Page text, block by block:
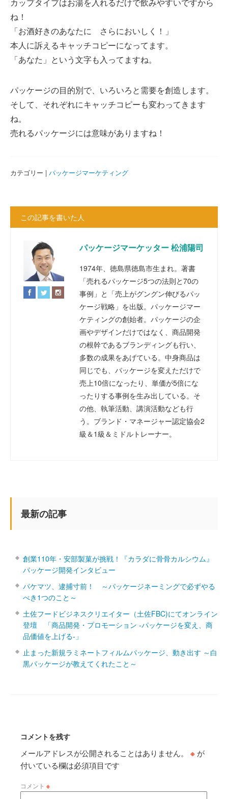
ね！
「お酒好きのあなたに さらにおいしく！」
本人に訴えるキャッチコピーになってます。
「あなた」という文字も入ってますね。
パッケージの目的別で、いろいろと需要を創造します。
そして、それぞれにキャッチコピーも変わってきます
ね。
売れるパッケージには意味がありますね！
カテゴリー | パッケージマーケティング
この記事を書いた人
パッケージマーケッター 松浦陽司
1974年、徳島県徳島市生まれ。著書
「売れるパッケージ5つの法則と70の
事例」と「売上がグングン伸びるパッ
ケージ戦略」を出版。パッケージマー
ケティングの創始者。パッケージの企
画やデザインだけではなく、商品開発
の根幹であるブランディングも行い、
多数の成果をあげている。中身商品は
同じでも、パッケージを変えただけで
売上10倍になったり、単価が5倍にな
ったりする事例を生み出している。そ
の他、執筆活動、講演活動なども行
う。ブランド・マネージャー認定協会2
級＆1級＆ミドルトレーナー。
最新の記事
創業110年・安部製菓が挑戦！『カラダに骨骨カルシウム』
パッケージ開発インタビュー
パケマツ、逮捕寸前！ ～パッケージネーミングで必ずやる
べき1つのこと～
土佐フードビジネスクリエイター（土佐FBC)にてオンライン
登壇 「商品開発・プロモーション ‐パッケージを変え、商
品価値を上げる‐」
止まった新規ラミネートフィルムパッケージ、動き出す ～白
黒パッケージが教えてくれたこと～
コメントを残す
メールアドレスが公開されることはありません。 ※ が
付いている欄は必須項目です
コメント ※